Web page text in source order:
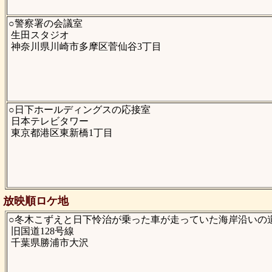
○警察署の会議室
生田スタジオ
神奈川県川崎市多摩区菅仙谷3丁目
○日下ホールディングスの応接室
日本テレビタワー
東京都港区東新橋1丁目
放映順ロケ地
○冬木こずえと日下怜治が乗った車が走っていた海岸沿いの
旧国道128号線
千葉県勝浦市大沢